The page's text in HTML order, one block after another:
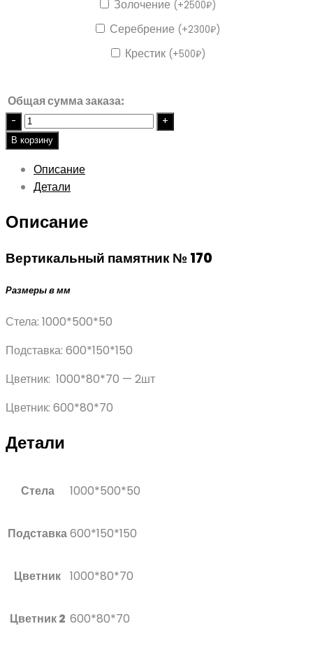
Золочение (+2500₽)
Серебрение (+2300₽)
Крестик (+500₽)
Общая сумма заказа:
Quantity
В корзину
Описание
Детали
Описание
Вертикальный памятник № 170
Размеры в мм
Стела: 1000*500*50
Подставка: 600*150*150
Цветник: 1000*80*70 — 2шт
Цветник: 600*80*70
Детали
Стела 1000*500*50
Подставка600*150*150
Цветник 1000*80*70
Цветник 2 600*80*70